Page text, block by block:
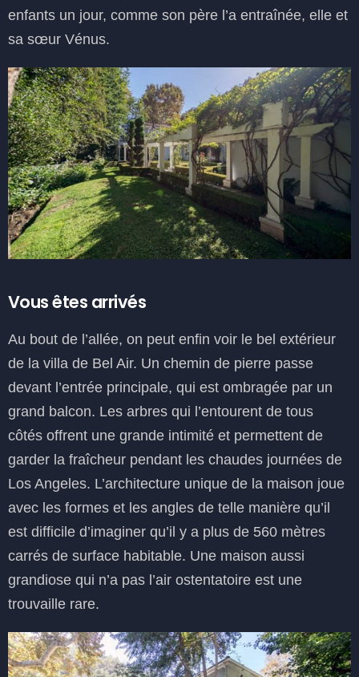
enfants un jour, comme son père l’a entraînée, elle et
sa sœur Vénus.
Vous êtes arrivés
Au bout de l’allée, on peut enfin voir le bel extérieur
de la villa de Bel Air. Un chemin de pierre passe
devant l’entrée principale, qui est ombragée par un
grand balcon. Les arbres qui l’entourent de tous
côtés offrent une grande intimité et permettent de
garder la fraîcheur pendant les chaudes journées de
Los Angeles. L’architecture unique de la maison joue
avec les formes et les angles de telle manière qu’il
est difficile d’imaginer qu’il y a plus de 560 mètres
carrés de surface habitable. Une maison aussi
grandiose qui n’a pas l’air ostentatoire est une
trouvaille rare.